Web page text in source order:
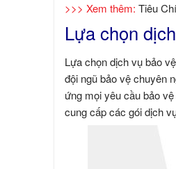
>>> Xem thêm: Tiêu
Lựa chọn
Lựa chọn dịch vụ bảo
đội ngũ bảo vệ chuyên
ứng mọi yêu cầu bảo
cung cấp các gói dịch